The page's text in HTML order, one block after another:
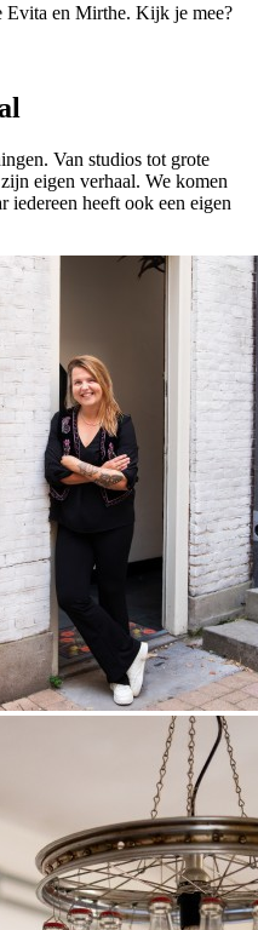
Evita en Mirthe. Kijk je mee?
Van studios tot grote
eigen verhaal. We komen
iedereen heeft ook een eigen